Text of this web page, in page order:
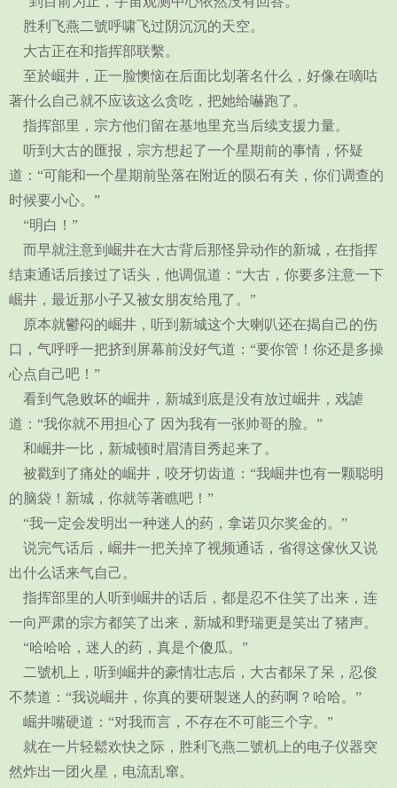
胜利飞燕二號呼啸飞过阴沉沉的天空。
大古正在和指挥部联繫。
至於崛井，正一脸懊恼在后面比划著名什么，好像在嘀咕
著什么自己就不应该这么贪吃，把她给嚇跑了。
指挥部里，宗方他们留在基地里充当后续支援力量。
听到大古的匯报，宗方想起了一个星期前的事情，怀疑
道：“可能和一个星期前坠落在附近的陨石有关，你们调查的
时候要小心。”
“明白！”
而早就注意到崛井在大古背后那怪异动作的新城，在指挥
结束通话后接过了话头，他调侃道：“大古，你要多注意一下
崛井，最近那小子又被女朋友给甩了。”
原本就鬱闷的崛井，听到新城这个大喇叭还在揭自己的伤
口，气呼呼一把挤到屏幕前没好气道：“要你管！你还是多操
心点自己吧！”
看到气急败坏的崛井，新城到底是没有放过崛井，戏謔
道：“我你就不用担心了 因为我有一张帅哥的脸。”
和崛井一比，新城顿时眉清目秀起来了。
被戳到了痛处的崛井，咬牙切齿道：“我崛井也有一颗聪明
的脑袋！新城，你就等著瞧吧！”
“我一定会发明出一种迷人的药，拿诺贝尔奖金的。”
说完气话后，崛井一把关掉了视频通话，省得这傢伙又说
出什么话来气自己。
指挥部里的人听到崛井的话后，都是忍不住笑了出来，连
一向严肃的宗方都笑了出来，新城和野瑞更是笑出了猪声。
“哈哈哈，迷人的药，真是个傻瓜。”
二號机上，听到崛井的豪情壮志后，大古都呆了呆，忍俊
不禁道：“我说崛井，你真的要研製迷人的药啊？哈哈。”
崛井嘴硬道：“对我而言，不存在不可能三个字。”
就在一片轻鬆欢快之际，胜利飞燕二號机上的电子仪器突
然炸出一团火星，电流乱窜。